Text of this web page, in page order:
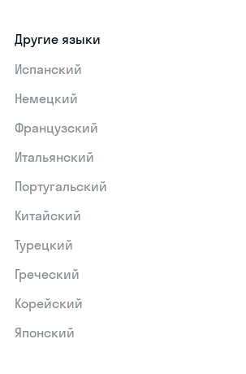
Другие языки
Испанский
Немецкий
Французский
Итальянский
Португальский
Китайский
Турецкий
Греческий
Корейский
Японский